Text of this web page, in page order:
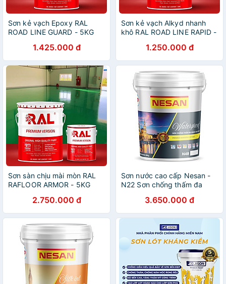
Sơn kẻ vạch Epoxy RAL
ROAD LINE GUARD - 5KG
1.425.000 đ
Sơn kẻ vạch Alkyd nhanh
khô RAL ROAD LINE RAPID -
1.250.000 đ
Sơn sàn chịu mài mòn RAL
RAFLOOR ARMOR - 5KG
2.750.000 đ
Sơn nước cao cấp Nesan -
N22 Sơn chống thấm đa
3.650.000 đ